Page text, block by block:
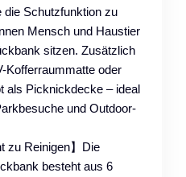
die Schutzfunktion zu
Mensch und Haustier
sitzen. Zusätzlich
Kofferraummatte oder
als Picknickdecke – ideal
und Outdoor-
zu Reinigen】Die
besteht aus 6